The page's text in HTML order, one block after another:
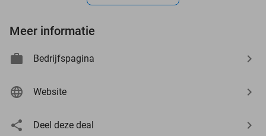
Meer informatie
Bedrijfspagina
Website
Deel deze deal